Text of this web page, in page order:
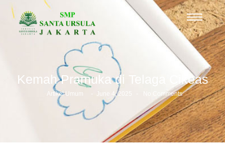
Kemah Pramuka di Telaga Cikeas
Artikel Umum - June 4, 2025 No Comments